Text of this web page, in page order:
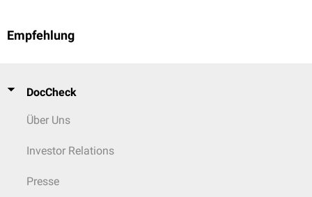
Empfehlung
DocCheck
Über Uns
Investor Relations
Presse